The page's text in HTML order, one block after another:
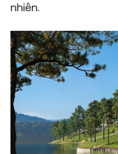
nhiên.